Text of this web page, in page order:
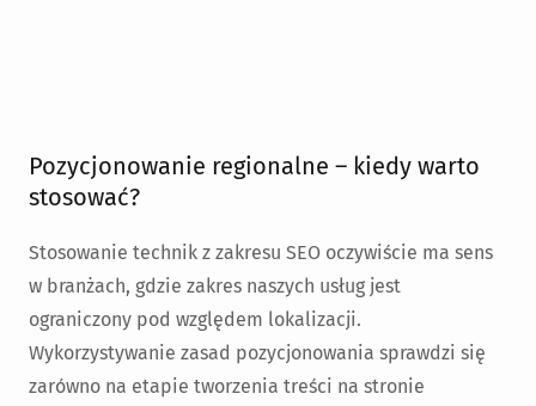
Pozycjonowanie regionalne – kiedy warto
stosować?
Stosowanie technik z zakresu SEO oczywiście ma sens
w branżach, gdzie zakres naszych usług jest
ograniczony pod względem lokalizacji.
Wykorzystywanie zasad pozycjonowania sprawdzi się
zarówno na etapie tworzenia treści na stronie